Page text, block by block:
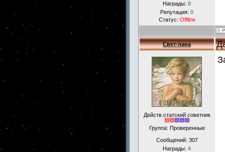
Награды: 0
Репутация: 0
Статус: Offline
Свет-лана
Действ.статский советник
Группа: Проверенные
Сообщений: 307
Награды: 4